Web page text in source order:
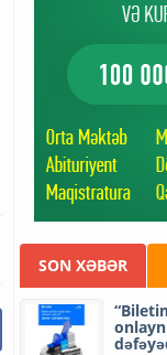
SON XƏBƏR